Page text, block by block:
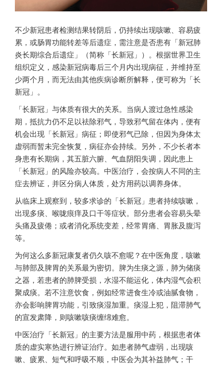
不少新冠患者检测结果转阴后，仍持续出现咳嗽、容易疲
累，或肠胃功能转差等后遗症，需注意是否患有「新冠肺
炎长期综合后遗症」（简称「长新冠」）。根据世界卫生
组织定义，感染新冠病毒后三个月内出现病征，并维持至
少两个月，而无法由其他疾病诊断所解释，便可称为「长
新冠」。
「长新冠」与体质有很大的关系。当病人渡过急性感染
期，抵抗力仍不足以祛除邪气，导致邪气留在体内，便有
机会出现「长新冠」病征；即使邪气已除，但因为身体太
虚弱而暂未完全恢复，病征亦会持续。另外，不少长者本
身患有长期病，其五脏六腑、气血阴阳失调，因此患上
「长新冠」的风险亦较高。中医治疗，会按病人不同的主
症去辨证，并区分病人体质，处方用药以调养身体。
从临床上观察到，较多求诊的「长新冠」患者持续咳嗽，
出现多痰、喉咙痕痒及口干等症状。部分患者会容易头晕
头痛及疲倦；或者消化系统变差，经常胃痛、胃胀及腹泻
等。
为何这么多新冠康复者仍久咳不愈呢？在中医角度，咳嗽
与肺部及脾胃的关系最为密切。脾为生痰之源，肺为储痰
之器，若患者的肺脾受损，水湿不能运化，体内湿气会积
聚成痰。若不注意饮食，例如经常进食生冷或油腻食物，
亦会影响脾胃功能，引致痰湿加重。痰湿上犯，阻滞肺气
的宣发肃降，则咳嗽咳痰缠绵难愈。
中医治疗「长新冠」的主要方法是服用中药，根据患者体
质的虚实寒热进行辨证治疗。如患者肺气虚弱，出现咳
嗽、疲累、短气和呼吸不顺，中医会为其补益肺气；干